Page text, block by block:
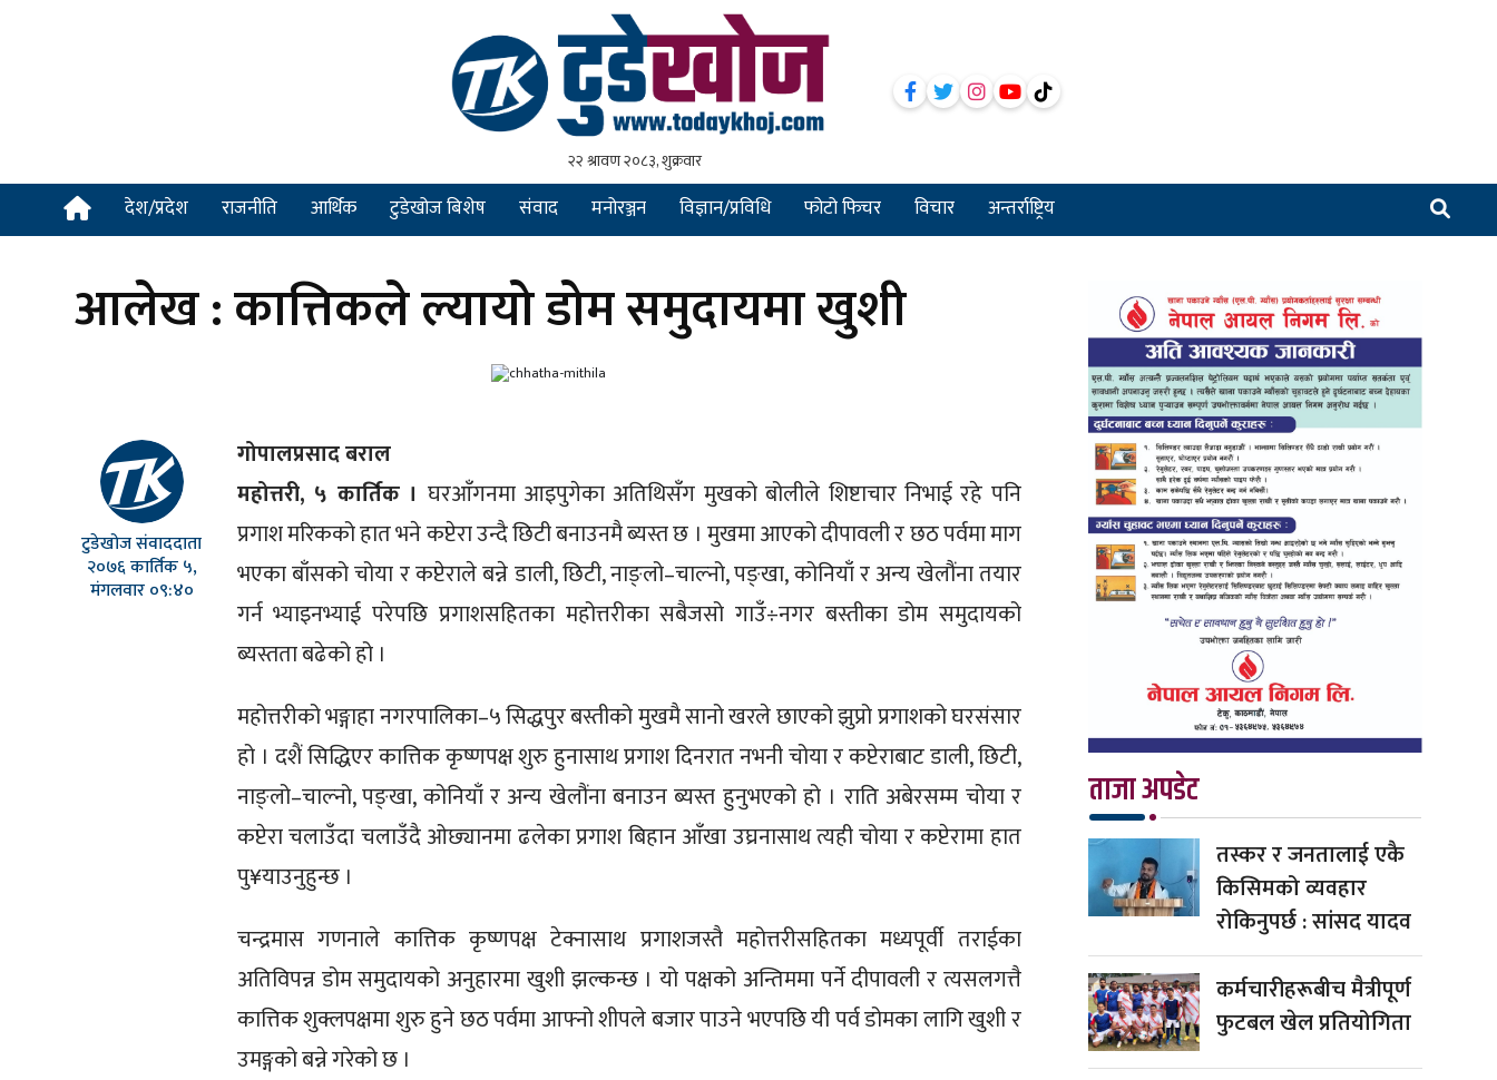
देश/प्रदेश राजनीति आर्थिक टुडेखोज बिशेष संवाद मनोरञ्जन विज्ञान/प्रविधि फोटो फिचर विचार अन्तर्राष्ट्रिय
आलेख : कात्तिकले ल्यायो डोम समुदायमा खुशी
टुडेखोज संवाददाता
२०७६ कार्तिक ५,
मंगलवार ०९:४०
गोपालप्रसाद बराल
महोत्तरी, ५ कार्तिक । घरआँगनमा आइपुगेका अतिथिसँग मुखको बोलीले शिष्टाचार निभाई रहे पनि
प्रगाश मरिकको हात भने कप्टेरा उन्दै छिटी बनाउनमै ब्यस्त छ । मुखमा आएको दीपावली र छठ पर्वमा माग
भएका बाँसको चोया र कप्टेराले बन्ने डाली, छिटी, नाङ्लो–चाल्नो, पङ्खा, कोनियाँ र अन्य खेलौंना तयार
गर्न भ्याइनभ्याई परेपछि प्रगाशसहितका महोत्तरीका सबैजसो गाउँ÷नगर बस्तीका डोम समुदायको
ब्यस्तता बढेको हो ।
महोत्तरीको भङ्गाहा नगरपालिका–५ सिद्धपुर बस्तीको मुखमै सानो खरले छाएको झुप्रो प्रगाशको घरसंसार
हो । दशैं सिद्धिएर कात्तिक कृष्णपक्ष शुरु हुनासाथ प्रगाश दिनरात नभनी चोया र कप्टेराबाट डाली, छिटी,
नाङ्लो–चाल्नो, पङ्खा, कोनियाँ र अन्य खेलौंना बनाउन ब्यस्त हुनुभएको हो । राति अबेरसम्म चोया र
कप्टेरा चलाउँदा चलाउँदै ओछ्यानमा ढलेका प्रगाश बिहान आँखा उघ्रनासाथ त्यही चोया र कप्टेरामा हात
पु¥याउनुहुन्छ ।
चन्द्रमास गणनाले कात्तिक कृष्णपक्ष टेक्नासाथ प्रगाशजस्तै महोत्तरीसहितका मध्यपूर्वी तराईका
अतिविपन्न डोम समुदायको अनुहारमा खुशी झल्कन्छ । यो पक्षको अन्तिममा पर्ने दीपावली र त्यसलगत्तै
कात्तिक शुक्लपक्षमा शुरु हुने छठ पर्वमा आफ्नो शीपले बजार पाउने भएपछि यी पर्व डोमका लागि खुशी र
उमङ्गको बन्ने गरेको छ ।
ताजा अपडेट
तस्कर र जनतालाई एकै
किसिमको व्यवहार
रोकिनुपर्छ : सांसद यादव
कर्मचारीहरूबीच मैत्रीपूर्ण
फुटबल खेल प्रतियोगिता